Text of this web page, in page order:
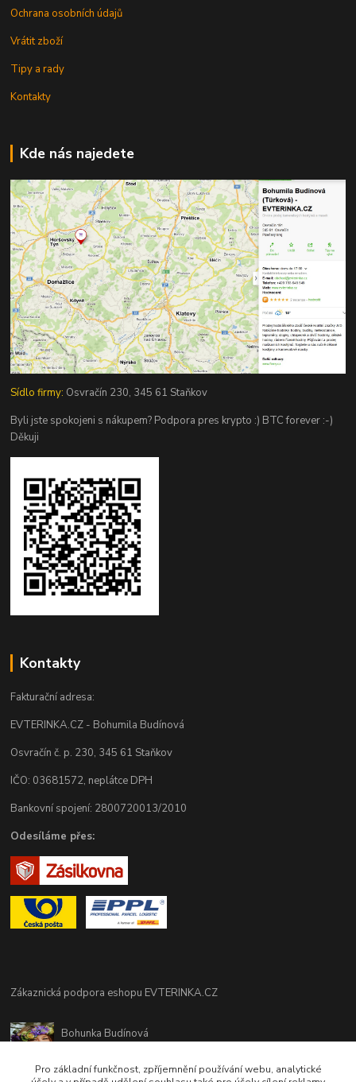
Ochrana osobních údajů
Vrátit zboží
Tipy a rady
Kontakty
Kde nás najedete
Sídlo firmy: Osvračín 230, 345 61 Staňkov
Byli jste spokojeni s nákupem? Podpora pres krypto :) BTC forever :-)
Děkuji
Kontakty
Fakturační adresa:
EVTERINKA.CZ - Bohumila Budínová
Osvračín č. p. 230, 345 61 Staňkov
IČO: 03681572, neplátce DPH
Bankovní spojení: 2800720013/2010
Odesíláme přes:
Zákaznická podpora eshopu EVTERINKA.CZ
Bohunka Budínová
(Po-Pá - 9:00-17:00hod, So 8:00-12:00hod)
Pro základní funkčnost, zpříjemnění používání webu, analytické